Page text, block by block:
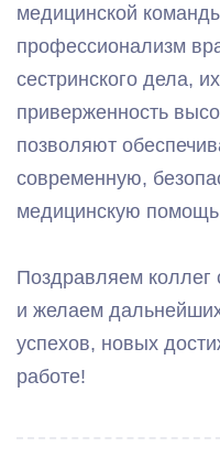
медицинской
профессионализм
сестринского дела,
приверженность
позволяют
современную,
медицинскую
Поздравляем коллег
и желаем
успехов, новых
работе!